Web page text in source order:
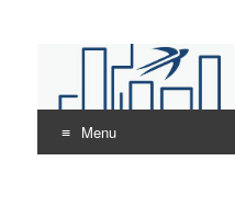
ENDECS
Escuela de Negocios
Menu